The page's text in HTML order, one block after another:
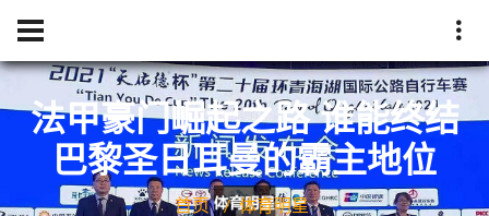
法甲豪门崛起之路 谁能终结
巴黎圣日耳曼的霸主地位
首页
体育明星